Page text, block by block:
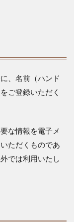
、名前（ハンド
ご登録いただく
な情報を電子メ
ただくものであ
では利用いたし